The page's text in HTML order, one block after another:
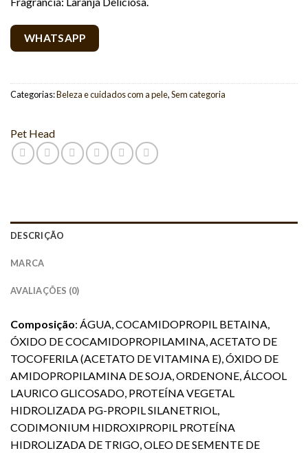
WHATSAPP
Categorias:Beleza e cuidados com a pele,Sem categoria
Pet Head
DESCRIÇÃO
MARCA
AVALIAÇÕES (0)
Composição: ÁGUA, COCAMIDOPROPIL BETAINA,
ÓXIDO DE COCAMIDOPROPILAMINA, ACETATO DE
TOCOFERILA (ACETATO DE VITAMINA E), ÓXIDO DE
AMIDOPROPILAMINA DE SOJA, ORDENONE, ÁLCOOL
LAURICO GLICOSADO, PROTEÍNA VEGETAL
HIDROLIZADA PG-PROPIL SILANETRIOL,
CODIMONIUM HIDROXIPROPIL PROTEÍNA
HIDROLIZADA DE TRIGO, OLEO DE SEMENTE DE